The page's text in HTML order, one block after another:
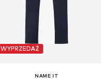
WYPRZEDAŻ
NAME IT